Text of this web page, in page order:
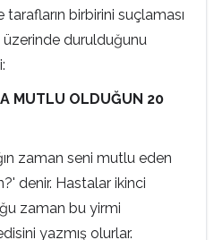
birbirini suçlaması
üzerinde durulduğunu
MUTLU OLDUĞUN 20
zaman seni mutlu eden
denir. Hastalar ikinci
zaman bu yirmi
yazmış olurlar.